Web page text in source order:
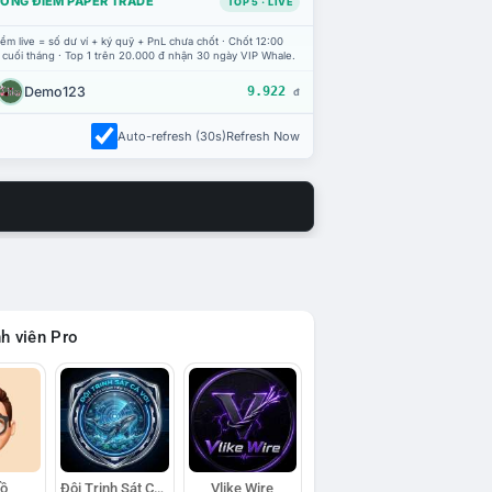
live = số dư ví + ký quỹ + PnL chưa chốt · Chốt 12:00
tháng · Top 1 trên 20.000 đ nhận 30 ngày VIP Whale.
Demo123 9.922 đ
Auto-refresh (30s)Refresh Now
viên Pro
Đội Trinh Sát Cá Voi Vlike Wire